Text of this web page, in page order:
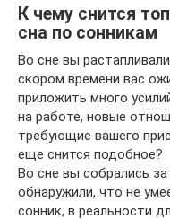
К чему снится
сна по сонникам
Во сне вы
скором времени вас
приложить много
на работе, новые
требующие вашего
еще снится подобное?
Во сне вы собрались
обнаружили, что не
сонник, в реальности